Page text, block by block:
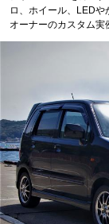
ロ、ホイール、LED
オーナーのカスタム実